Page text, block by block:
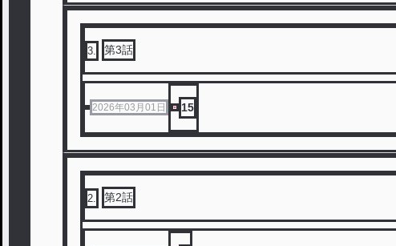
3 第3話
2026年03月01日 15
2 第2話